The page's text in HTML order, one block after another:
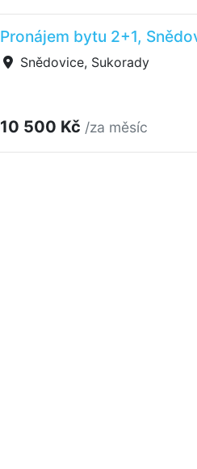
Pronájem bytu 2+1,
Snědovice, Sukorady
10 500 Kč /za měsíc